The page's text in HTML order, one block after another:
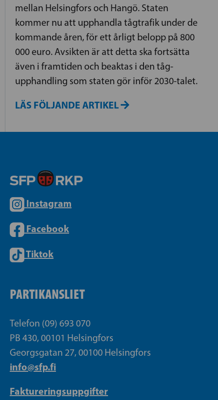
mellan Helsingfors och Hangö. Staten
kommer nu att upphandla tågtrafik under de
kommande åren, för ett årligt belopp på 800
000 euro. Avsikten är att detta ska fortsätta
även i framtiden och beaktas i den tåg­
upphandling som staten gör inför 2030-talet.
LÄS FÖLJANDE ARTIKEL
Instagram
Facebook
Tiktok
PARTIKANSLIET
Telefon (09) 693 070
PB 430, 00101 Helsingfors
Georgsgatan 27, 00100 Helsingfors
info@sfp.fi
Faktureringsuppgifter